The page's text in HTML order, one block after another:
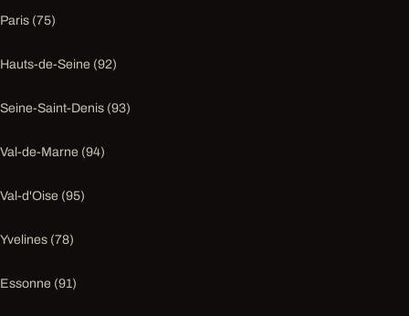
Paris (75)
Hauts-de-Seine (92)
Seine-Saint-Denis (93)
Val-de-Marne (94)
Val-d'Oise (95)
Yvelines (78)
Essonne (91)